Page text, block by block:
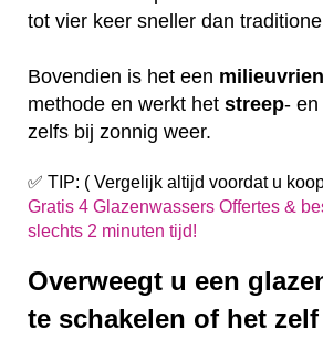
tot vier keer sneller dan
Bovendien is het een
methode en werkt het streep- en
zelfs bij zonnig weer.
✅ TIP: ( Vergelijk altijd voordat u
Gratis 4 Glazenwassers Offertes &
slechts 2 minuten tijd!
Overweegt u een
te schakelen of het